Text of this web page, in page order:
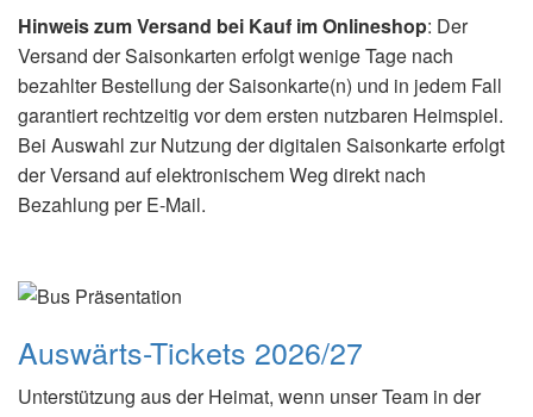
Hinweis zum Versand bei Kauf im Onlineshop: Der
Versand der Saisonkarten erfolgt wenige Tage nach
bezahlter Bestellung der Saisonkarte(n) und in jedem Fall
garantiert rechtzeitig vor dem ersten nutzbaren Heimspiel.
Bei Auswahl zur Nutzung der digitalen Saisonkarte erfolgt
der Versand auf elektronischem Weg direkt nach
Bezahlung per E-Mail.
Auswärts-Tickets 2026/27
Unterstützung aus der Heimat, wenn unser Team in der